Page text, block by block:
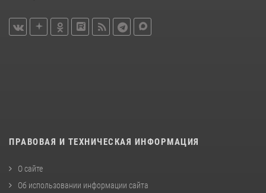
ПРАВОВАЯ И ТЕХНИЧЕСКАЯ ИНФОРМАЦИЯ
О сайте
Об использовании информации сайта